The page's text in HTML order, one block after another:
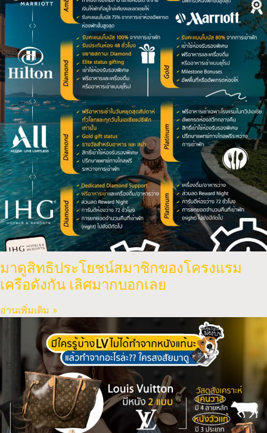
มาดูสิทธิประโยชน์สมาชิกของโครงแรม
เครือดังกัน เลิศมากบอกเลย
อ่านเพิ่มเติม »